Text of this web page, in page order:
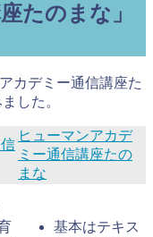
たのまな」
カデミー通信講座た
した。
ヒューマンアカデ
ミー通信講座たの
まな
基本はテキス